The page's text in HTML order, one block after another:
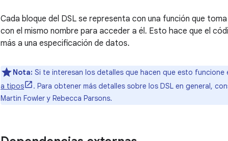
Cada bloque del DSL se representa con una función que
con el mismo nombre para acceder a él. Esto hace que el
más a una especificación de datos.
Nota: Si te interesan los detalles que hacen que esto funcione
a tipos
. Para obtener más detalles sobre los DSL en general,
Martin Fowler y Rebecca Parsons.